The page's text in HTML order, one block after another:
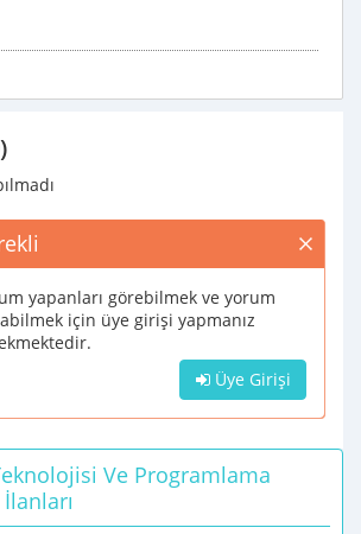
yapanları görebilmek ve yorum
için üye girişi yapmanız
Üye Girişi
Ve Programlama